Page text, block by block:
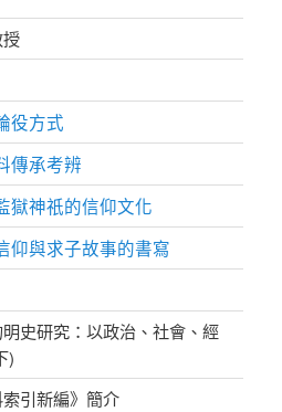
役方式
傳承考辨
獄神祇的信仰文化
仰與求子故事的書寫
史研究：以政治、社會、經
)
索引新編》簡介